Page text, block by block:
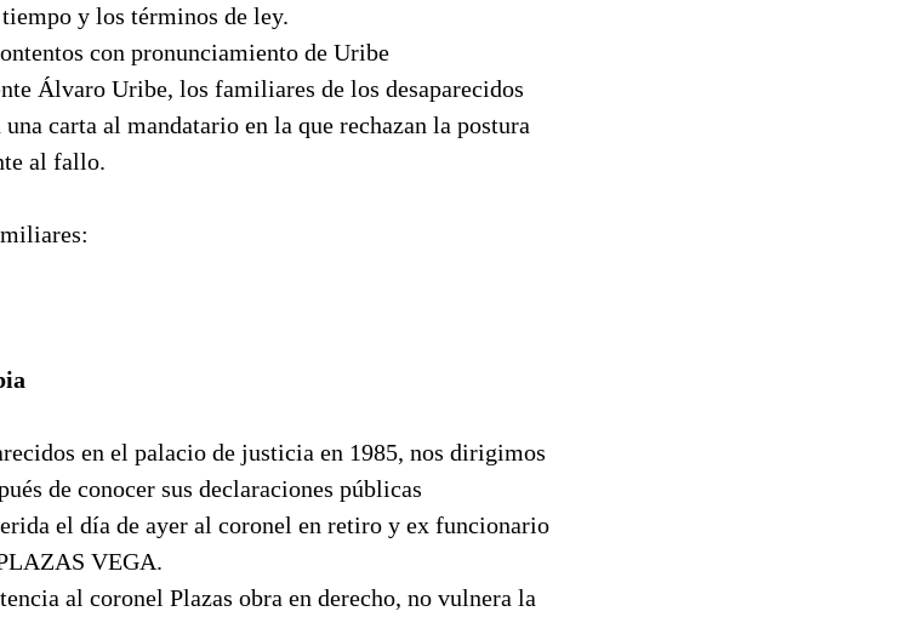
y los términos de ley.
con pronunciamiento de Uribe
Álvaro Uribe, los familiares de los desaparecidos
carta al mandatario en la que rechazan la postura
al fallo.
en el palacio de justicia en 1985, nos dirigimos
de conocer sus declaraciones públicas
el día de ayer al coronel en retiro y ex funcionario
VEGA.
al coronel Plazas obra en derecho, no vulnera la